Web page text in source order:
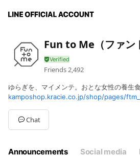
Fun to Me（ファン
Friends 2,492
ゆらぎを、マイメンテ。おとな女性の養生食
kamposhop.kracie.co.jp/shop/pages/
Chat
Announcements Social media